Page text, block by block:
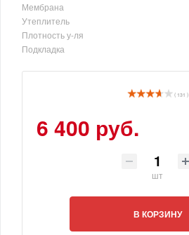
Мембрана
Утеплитель
Плотность у-ля
Подкладка
( 131 )
6 400 руб.
шт
В КОРЗИНУ